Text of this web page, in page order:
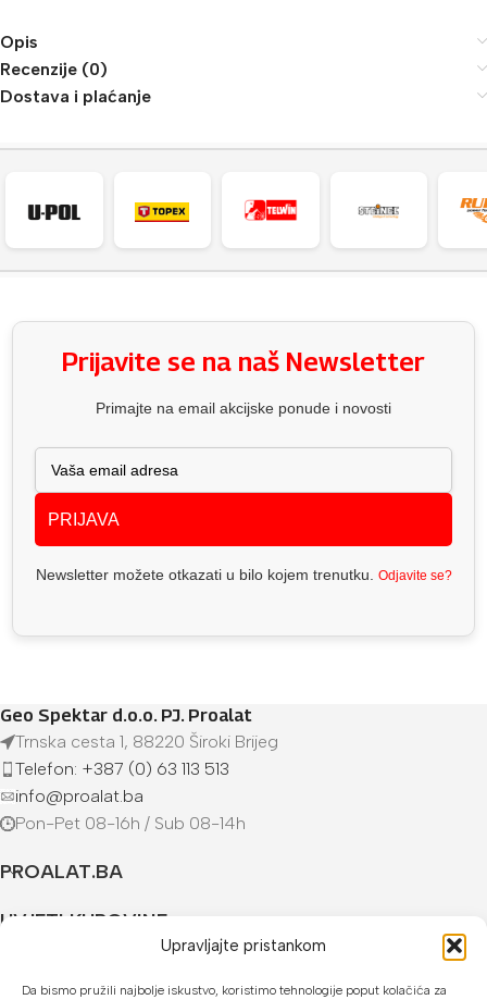
Upravljajte pristankom
Da bismo pružili najbolje iskustvo, koristimo tehnologije poput kolačića za
Opis
Recenzije (0)
Dostava i plaćanje
Prijavite se na naš Newsletter
Primajte na email akcijske ponude i novosti
PRIJAVA
Newsletter možete otkazati u bilo kojem trenutku. Odjavite se?
Geo Spektar d.o.o. PJ. Proalat
Trnska cesta 1, 88220 Široki Brijeg
Telefon: +387 (0) 63 113 513
info@proalat.ba
Pon-Pet 08-16h / Sub 08-14h
PROALAT.BA
UVJETI KUPOVINE